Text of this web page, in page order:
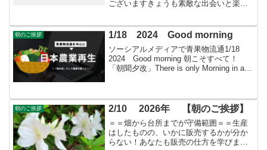
ございますきょうも素敵な出会いと楽し
朝のご挨拶 1/18 2024 Good morning
ソーシアルメディアで青果物流通1/18
2024 Good morning 朝こそすべて！
「朝聞夕改」There is only Morning in all
朝のご挨拶 2/10 2026年 【朝のご挨拶】
＝＝畑から台所までが守備範囲＝＝生産
はしたものの、いかに販売するかが分か
らない！あなたも販売の仕方を学びませ